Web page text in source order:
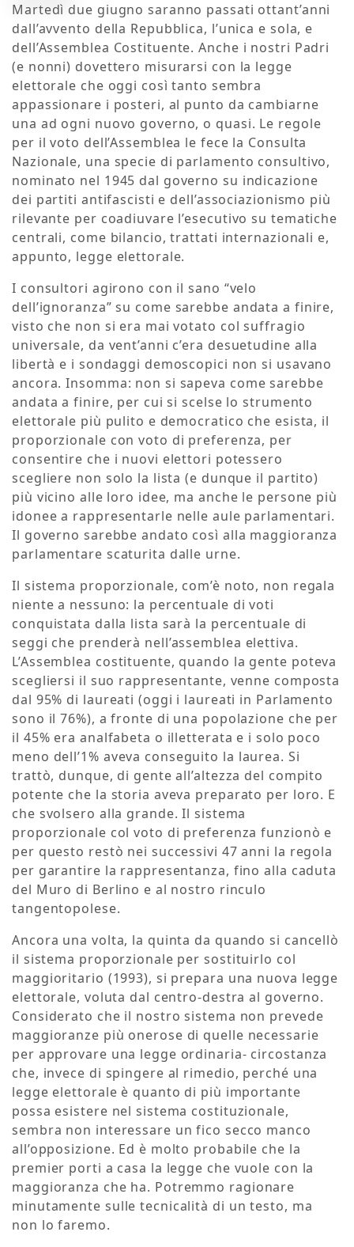
Martedì due giugno saranno passati ottant’anni
dall’avvento della Repubblica, l’unica e sola, e
dell’Assemblea Costituente. Anche i nostri Padri
(e nonni) dovettero misurarsi con la legge
elettorale che oggi così tanto sembra
appassionare i posteri, al punto da cambiarne
una ad ogni nuovo governo, o quasi. Le regole
per il voto dell’Assemblea le fece la Consulta
Nazionale, una specie di parlamento consultivo,
nominato nel 1945 dal governo su indicazione
dei partiti antifascisti e dell’associazionismo più
rilevante per coadiuvare l’esecutivo su tematiche
centrali, come bilancio, trattati internazionali e,
appunto, legge elettorale.
I consultori agirono con il sano “velo
dell’ignoranza” su come sarebbe andata a finire,
visto che non si era mai votato col suffragio
universale, da vent’anni c’era desuetudine alla
libertà e i sondaggi demoscopici non si usavano
ancora. Insomma: non si sapeva come sarebbe
andata a finire, per cui si scelse lo strumento
elettorale più pulito e democratico che esista, il
proporzionale con voto di preferenza, per
consentire che i nuovi elettori potessero
scegliere non solo la lista (e dunque il partito)
più vicino alle loro idee, ma anche le persone più
idonee a rappresentarle nelle aule parlamentari.
Il governo sarebbe andato così alla maggioranza
parlamentare scaturita dalle urne.
Il sistema proporzionale, com’è noto, non regala
niente a nessuno: la percentuale di voti
conquistata dalla lista sarà la percentuale di
seggi che prenderà nell’assemblea elettiva.
L’Assemblea costituente, quando la gente poteva
scegliersi il suo rappresentante, venne composta
dal 95% di laureati (oggi i laureati in Parlamento
sono il 76%), a fronte di una popolazione che per
il 45% era analfabeta o illetterata e i solo poco
meno dell’1% aveva conseguito la laurea. Si
trattò, dunque, di gente all’altezza del compito
potente che la storia aveva preparato per loro. E
che svolsero alla grande. Il sistema
proporzionale col voto di preferenza funzionò e
per questo restò nei successivi 47 anni la regola
per garantire la rappresentanza, fino alla caduta
del Muro di Berlino e al nostro rinculo
tangentopolese.
Ancora una volta, la quinta da quando si cancellò
il sistema proporzionale per sostituirlo col
maggioritario (1993), si prepara una nuova legge
elettorale, voluta dal centro-destra al governo.
Considerato che il nostro sistema non prevede
maggioranze più onerose di quelle necessarie
per approvare una legge ordinaria- circostanza
che, invece di spingere al rimedio, perché una
legge elettorale è quanto di più importante
possa esistere nel sistema costituzionale,
sembra non interessare un fico secco manco
all’opposizione. Ed è molto probabile che la
premier porti a casa la legge che vuole con la
maggioranza che ha. Potremmo ragionare
minutamente sulle tecnicalità di un testo, ma
non lo faremo.